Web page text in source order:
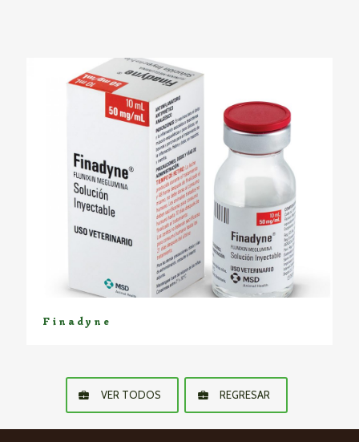
Finadyne
VER TODOS REGRESAR